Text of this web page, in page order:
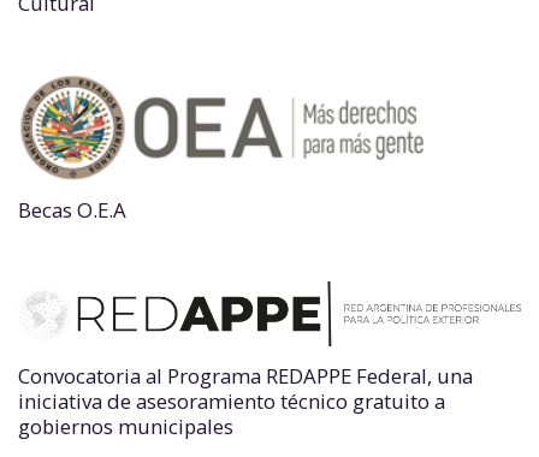
Becas O.E.A
Convocatoria al Programa REDAPPE Federal, una
iniciativa de asesoramiento técnico gratuito a
gobiernos municipales